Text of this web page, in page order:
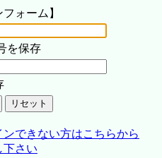
フォーム】
を保存
できない方はこちらから
下さい